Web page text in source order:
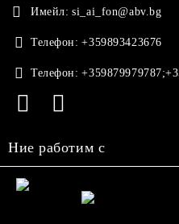
Имейл: si_ai_fon@abv.bg
Телефон: +359893423676
Телефон:
Ние работим с